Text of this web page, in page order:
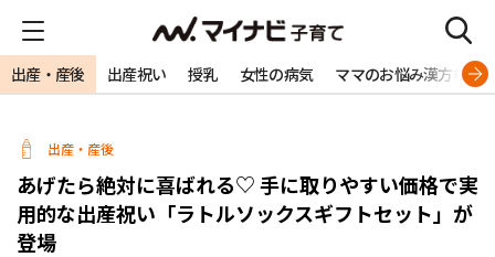
出産・産後 出産祝い 授乳 女性の病気 ママのお悩み漢方相談
出産・産後
あげたら絶対に喜ばれる♡ 手に取りやすい価格で実
用的な出産祝い「ラトルソックスギフトセット」が
登場